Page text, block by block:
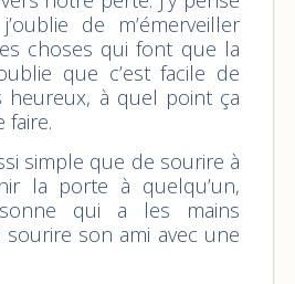
de m’émerveiller
choses qui font que la
que c’est facile de
heureux, à quel point ça
faire.
simple que de sourire à
la porte à quelqu’un,
qui a les mains
sourire son ami avec une